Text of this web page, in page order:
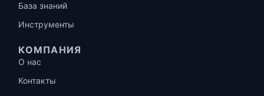
База знаний
Инструменты
КОМПАНИЯ
О нас
Контакты